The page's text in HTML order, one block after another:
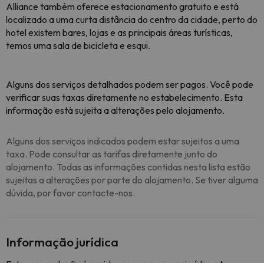
Alliance também oferece estacionamento gratuito e está
localizado a uma curta distância do centro da cidade, perto do
hotel existem bares, lojas e as principais áreas turísticas,
temos uma sala de bicicleta e esqui.
Alguns dos serviços detalhados podem ser pagos. Você pode
verificar suas taxas diretamente no estabelecimento. Esta
informação está sujeita a alterações pelo alojamento.
Alguns dos serviços indicados podem estar sujeitos a uma
taxa. Pode consultar as tarifas diretamente junto do
alojamento. Todas as informações contidas nesta lista estão
sujeitas a alterações por parte do alojamento. Se tiver alguma
dúvida, por favor contacte-nos.
Informação jurídica